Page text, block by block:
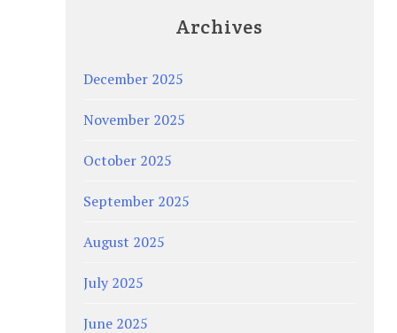
Archives
December 2025
November 2025
October 2025
September 2025
August 2025
July 2025
June 2025